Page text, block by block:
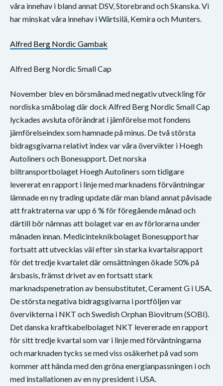
våra innehav i bland annat DSV, Storebrand och Skanska. Vi
har minskat våra innehav i Wärtsilä, Kemira och Munters.
Alfred Berg Nordic Gambak
Alfred Berg Nordic Small Cap
November blev en börsmånad med negativ utveckling för
nordiska småbolag där dock Alfred Berg Nordic Small Cap
lyckades avsluta oförändrat i jämförelse mot fondens
jämförelseindex som hamnade på minus. De två största
bidragsgivarna relativt index var våra övervikter i Hoegh
Autoliners och Bonesupport. Det norska
biltransportbolaget Hoegh Autoliners som tidigare
levererat en rapport i linje med marknadens förväntningar
lämnade en ny trading update där man bland annat påvisade
att fraktraterna var upp 6 % för föregående månad och
därtill bör nämnas att bolaget var en av förlorarna under
månaden innan. Medicinteknikbolaget Bonesupport har
fortsatt att utvecklas väl efter sin starka kvartalsrapport
för det tredje kvartalet där omsättningen ökade 50% på
årsbasis, främst drivet av en fortsatt stark
marknadspenetration av bensubstitutet, Cerament G i USA.
De största negativa bidragsgivarna i portföljen var
övervikterna i NKT och Swedish Orphan Biovitrum (SOBI).
Det danska kraftkabelbolaget NKT levererade en rapport
för sitt tredje kvartal som var i linje med förväntningarna
och marknaden tycks se med viss osäkerhet på vad som
kommer att hända med den gröna energianpassningen i och
med installationen av en ny president i USA.